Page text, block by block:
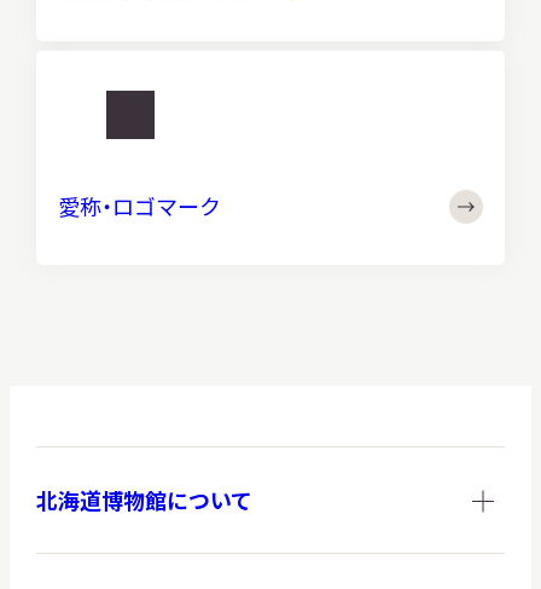
め
す
愛
ロ
愛称・ロゴマーク
北海道博物館について